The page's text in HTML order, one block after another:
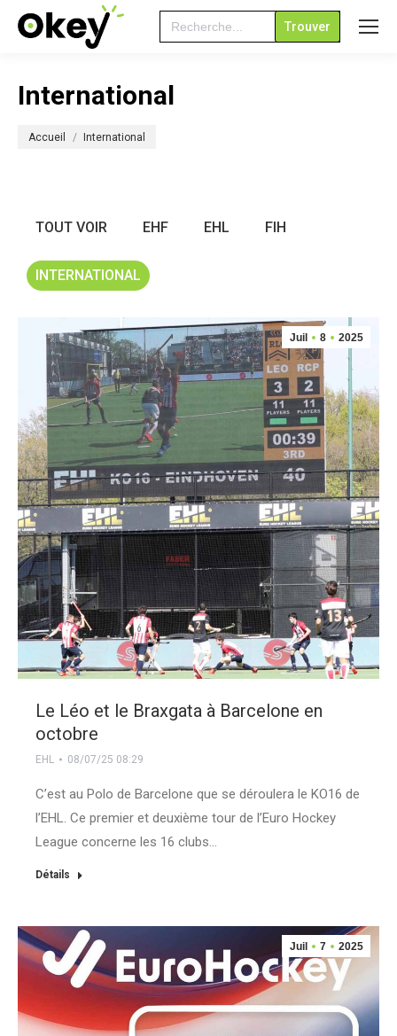
Search
for:
International
Accueil International
TOUT VOIR EHF EHL FIH
INTERNATIONAL
Juil 8 2025
Le Léo et le Braxgata à Barcelone en
octobre
EHL 08/07/25 08:29
C’est au Polo de Barcelone que se déroulera le KO16 de
l’EHL. Ce premier et deuxième tour de l’Euro Hockey
League concerne les 16 clubs…
Détails
Juil 7 2025